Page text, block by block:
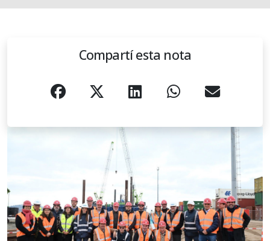
Compartí esta nota